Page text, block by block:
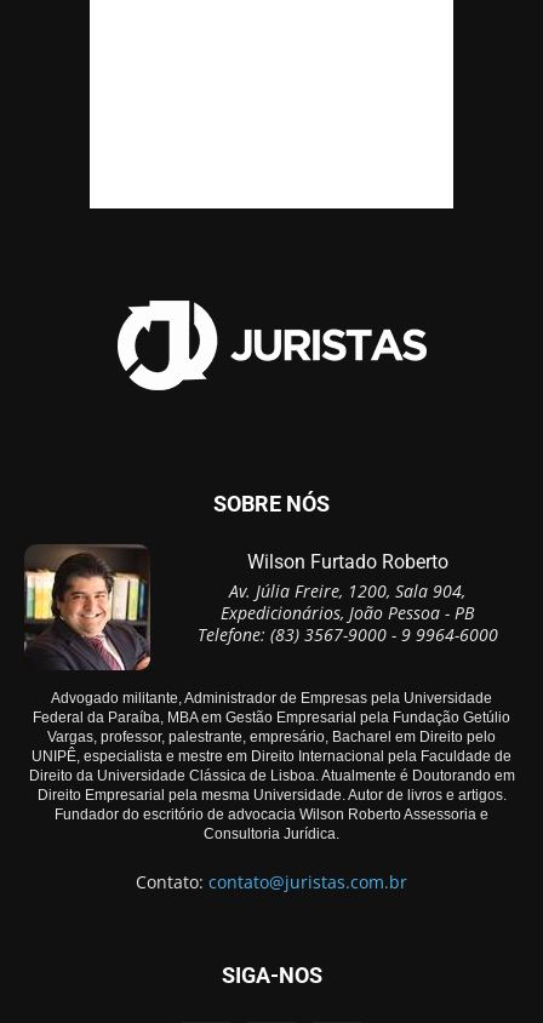
SOBRE NÓS
Wilson Furtado Roberto
Av. Júlia Freire, 1200, Sala 904,
Expedicionários, João Pessoa - PB
Telefone: (83) 3567-9000 - 9 9964-6000
Advogado militante, Administrador de Empresas pela Universidade
Federal da Paraíba, MBA em Gestão Empresarial pela Fundação Getúlio
Vargas, professor, palestrante, empresário, Bacharel em Direito pelo
UNIPÊ, especialista e mestre em Direito Internacional pela Faculdade de
Direito da Universidade Clássica de Lisboa. Atualmente é Doutorando em
Direito Empresarial pela mesma Universidade. Autor de livros e artigos.
Fundador do escritório de advocacia Wilson Roberto Assessoria e
Consultoria Jurídica.
Contato: contato@juristas.com.br
SIGA-NOS